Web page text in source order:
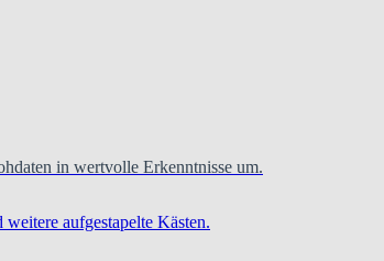
in wertvolle Erkenntnisse um.